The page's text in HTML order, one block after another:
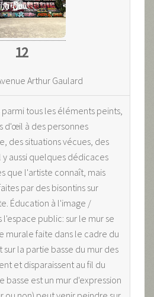
12
Arthur Gaulard
tous les éléments peints,
d'œil à des personnes
des situations vécues, des
y aussi quelques dédicaces
que l'artiste connaît, mais
par des bisontins sur
Éducation à l'image /
public: sur le mur se
murale faite dans le cadre du
sur la partie basse du mur des
et disparaissent au fil du
basse est un mur d'expression